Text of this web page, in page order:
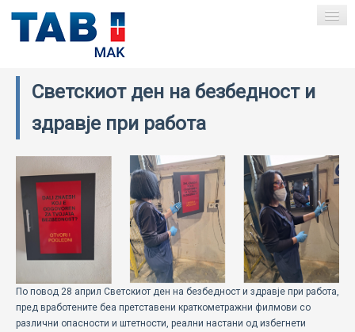
ПОЧЕТНА
ИНДУСТРИСКИ БАТЕРИИ
ECOMOTION
СПОРТ
НОВОСТИ
ЗА НАС
Светскиот ден на безбедност и
здравје при работа
По повод 28 април Светскиот ден на безбедност и здравје при работа,
пред вработените беа претставени краткометражни филмови со
различни опасности и штетности, реални настани од избегнети